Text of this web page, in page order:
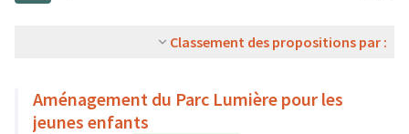
Classement des propositions par :
Aménagement du Parc Lumière pour les
jeunes enfants